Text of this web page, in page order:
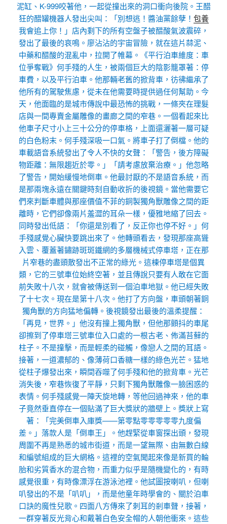
泥缸、K-999咬著他，一起從撞出來的洞口衝向後院。王醋
狂的醋罐機器人發出尖叫：「別想逃！醬油黨餘孽！ 包養
我會追上你！」店內剩下的所有空盤子被醋酸氣波震碎，
發出了最後的哀鳴。廖沾沾的宇宙冒險，就在這片蒜泥、
中藥和醋酸的混亂中，拉開了帷幕。《平行泊車維度：車
位爭奪戰》何手殘的人生，被兩個巨大的陰影籠罩著：停
車費，以及平行泊車。他那輛老舊的掀背車，彷彿繼承了
他所有的駕駛焦慮，從未在他需要時提供過任何幫助。今
天，他面臨的是城市傳說中最恐怖的挑戰，一條夾在理髮
店與一間專賣金屬雕像的畫廊之間的窄巷。一個看起來比
他車子尺寸小上三十公分的停車格，上面還灑著一層可疑
的白色粉末。何手殘深吸一口氣。將車子打了倒檔。他的
車載語音系統發出了令人不快的女聲：「警告，後方障礙
物距離：無限趨近於零。」「請考慮放棄治療。」他忽略
了警告，開始緩慢地倒車。他最討厭的不是語音系統，而
是那兩塊永遠在關鍵時刻自動收折的後視鏡。當他需要它
們來判斷車體與那座價值不菲的銅製獨角獸雕像之間的距
離時，它們卻像兩片羞澀的耳朵一樣，優雅地縮了回去。
同時發出低語：「你還是別看了，反正你也停不好。」何
手殘感覺心臟快要跳出來了。他轉頭看去，發現那座高聳
入雲、覆蓋著鏽跡斑斑鐵網的多層機械式停車塔，正在那
片窄巷的盡頭散發出不正常的綠光。這棟停車塔是個異
類，它的三號車位始終空著，並且傳說只要有人敢在它面
前失敗十八次，就會被傳送到一個泊車地獄。他已經失敗
了十七次。現在是第十八次。他打了方向盤，車頭朝著銅
獨角獸的方向猛地偏轉。後視鏡發出最後的溫柔提醒：
「再見，世界。」他沒有撞上獨角獸，但他那顫抖的車尾
卻擦到了停車塔三號車位入口處的一根古老、佈滿苔蘚的
柱子。不是撞擊，而是輕柔的碰觸，像戀人之間的耳語。
接著，一道濃郁的、像薄荷口香糖一樣的綠色光芒。猛地
從柱子爆發出來，瞬間吞噬了何手殘和他的掀背車。光芒
消失後，窄巷恢復了平靜，只剩下獨角獸雕像一臉困惑的
表情。何手殘感覺一陣天旋地轉，等他回過神來，他的車
子竟然垂直停在一個貼滿了巨大獎狀的牆壁上。獎狀上寫
著：「完美倒車入庫獎——第零點零零零零零九度偏
差。」落款人是「倒車王」。他趕緊從車窗探出頭，發現
周圍不再是熟悉的城市街道，而是一望無際、由無數白線
和編號組成的巨大網格。這裡的空氣聞起來像是新買的輪
胎和劣質香水的混合物，而重力似乎是隨機變化的，有時
感覺很重，有時像漂浮在游泳池裡。他試圖按喇叭，但喇
叭發出的不是「叭叭」，而是他童年時學會的、關於泊車
口訣的魔性兒歌。四面八方傳來了刺耳的剎車聲，接著，
一群穿著反光背心和戴著白色安全帽的人朝他衝來。這些